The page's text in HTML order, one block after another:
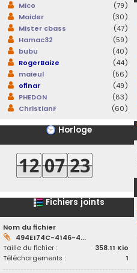
Mico
(79)
Maider
(30)
Mister cbass
(47)
Hamac32
(59)
bubu
(40)
RogerBaize
(44)
maieul
(56)
ofinar
(49)
PHEDON
(83)
ChristianF
(60)
Horloge
Fichiers joints
Nom du fichier
494E174C-4146-4...
Taille du fichier :
358.11 Kio
Téléchargements :
1